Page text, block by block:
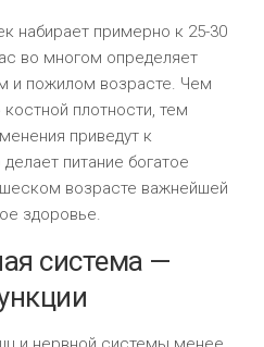
набирает примерно к 25-30
во многом определяет
и пожилом возрасте. Чем
плотности, тем
приведут к
питание богатое
возрасте важнейшей
здоровье.
система —